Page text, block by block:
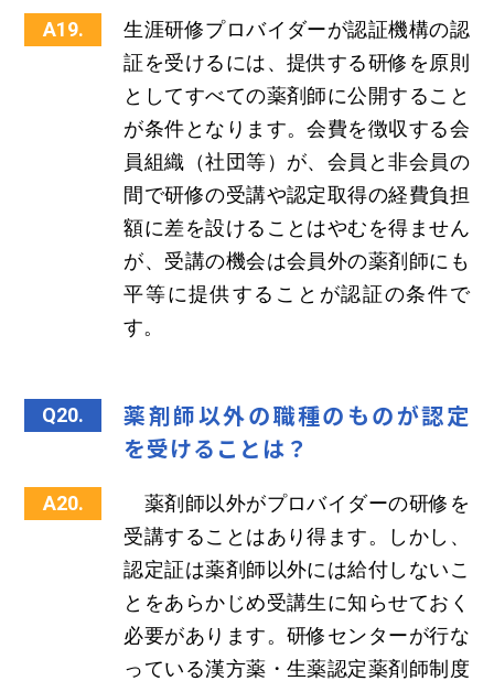
A19.
生涯研修プロバイダーが認証機構の認
証を受けるには、提供する研修を原則
としてすべての薬剤師に公開すること
が条件となります。会費を徴収する会
員組織（社団等）が、会員と非会員の
間で研修の受講や認定取得の経費負担
額に差を設けることはやむを得ません
が、受講の機会は会員外の薬剤師にも
平等に提供することが認証の条件で
す。
Q20.
薬剤師以外の職種のものが認定
を受けることは？
A20.
薬剤師以外がプロバイダーの研修を
受講することはあり得ます。しかし、
認定証は薬剤師以外には給付しないこ
とをあらかじめ受講生に知らせておく
必要があります。研修センターが行な
っている漢方薬・生薬認定薬剤師制度